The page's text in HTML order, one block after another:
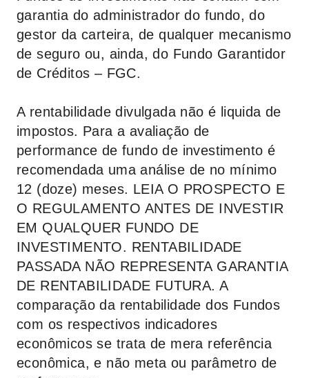
garantia do administrador do fundo, do
gestor da carteira, de qualquer mecanismo
de seguro ou, ainda, do Fundo Garantidor
de Créditos – FGC.
A rentabilidade divulgada não é liquida de
impostos. Para a avaliação de
performance de fundo de investimento é
recomendada uma análise de no mínimo
12 (doze) meses. LEIA O PROSPECTO E
O REGULAMENTO ANTES DE INVESTIR
EM QUALQUER FUNDO DE
INVESTIMENTO. RENTABILIDADE
PASSADA NÃO REPRESENTA GARANTIA
DE RENTABILIDADE FUTURA. A
comparação da rentabilidade dos Fundos
com os respectivos indicadores
econômicos se trata de mera referência
econômica, e não meta ou parâmetro de